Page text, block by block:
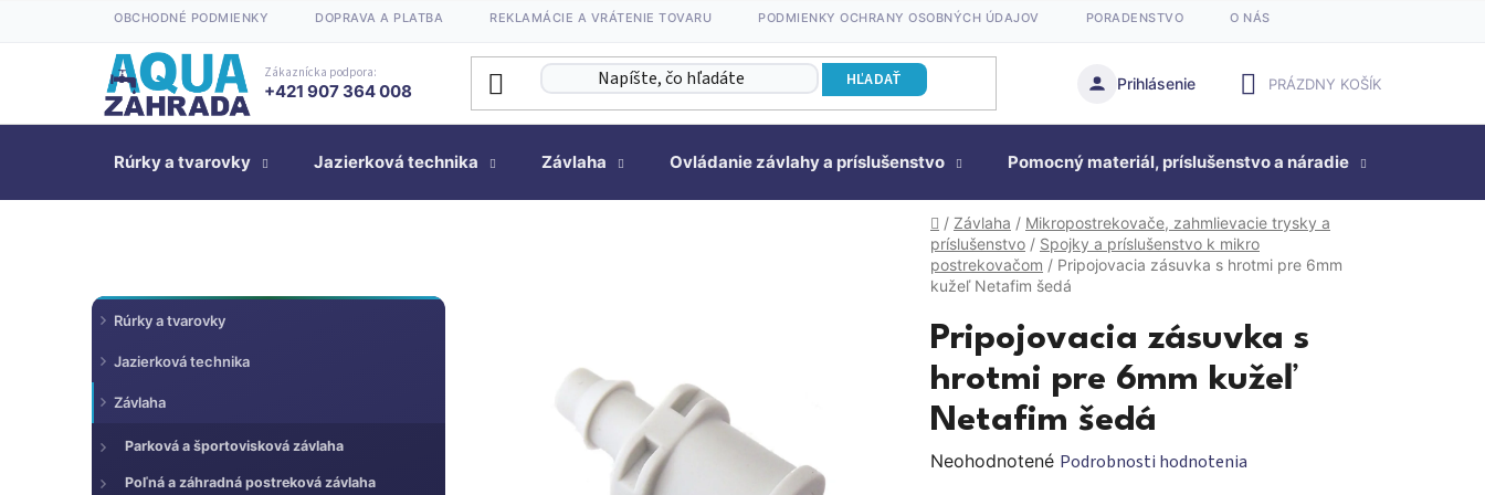
OBCHODNÉ PODMIENKY DOPRAVA A PLATBA REKLAMÁCIE A VRÁTENIE TOVARU PODMIENKY OCHRANY OSOBNÝCH ÚDAJOV PORADENSTVO O NÁS
Zákaznícka podpora:
+421 907 364 008
HĽADAŤ Prihlásenie
KOŠÍK
PRÁZDNY KOŠÍK
Rúrky a tvarovky Jazierková technika Závlaha Ovládanie závlahy a príslušenstvo Pomocný materiál, príslušenstvo a náradie
Domov
/ Závlaha / Mikropostrekovače, zahmlievacie trysky a
príslušenstvo / Spojky a príslušenstvo k mikro
postrekovačom / Pripojovacia zásuvka s hrotmi pre 6mm
kužeľ Netafim šedá
B
č
n
ý
p
a
Preskočiť
kategórie
K
a
e
g
ó
Rúrky a tvarovky
Jazierková technika
Závlaha
Parková a športovisková závlaha
Poľná a záhradná postreková závlaha
Pripojovacia zásuvka s
hrotmi pre 6mm kužeľ
Netafim šedá
Priemerné
Neohodnotené Podrobnosti hodnotenia